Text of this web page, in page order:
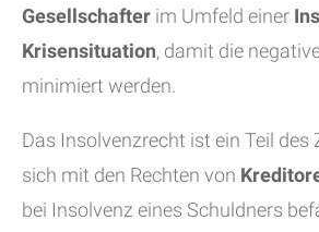
Gesellschafter im Umfeld einer
Krisensituation, damit die
minimiert werden.
Das Insolvenzrecht ist ein Teil des
sich mit den Rechten von
bei Insolvenz eines Schuldners